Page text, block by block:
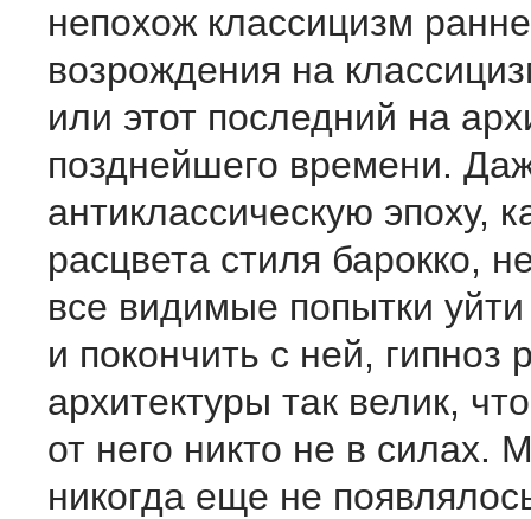
непохож классицизм
возрождения на
или этот последний на
позднейшего времени.
антиклассическую эпоху,
расцвета стиля барокко,
все видимые попытки
и покончить с ней, гипноз
архитектуры так велик,
от него никто не в силах.
никогда еще не